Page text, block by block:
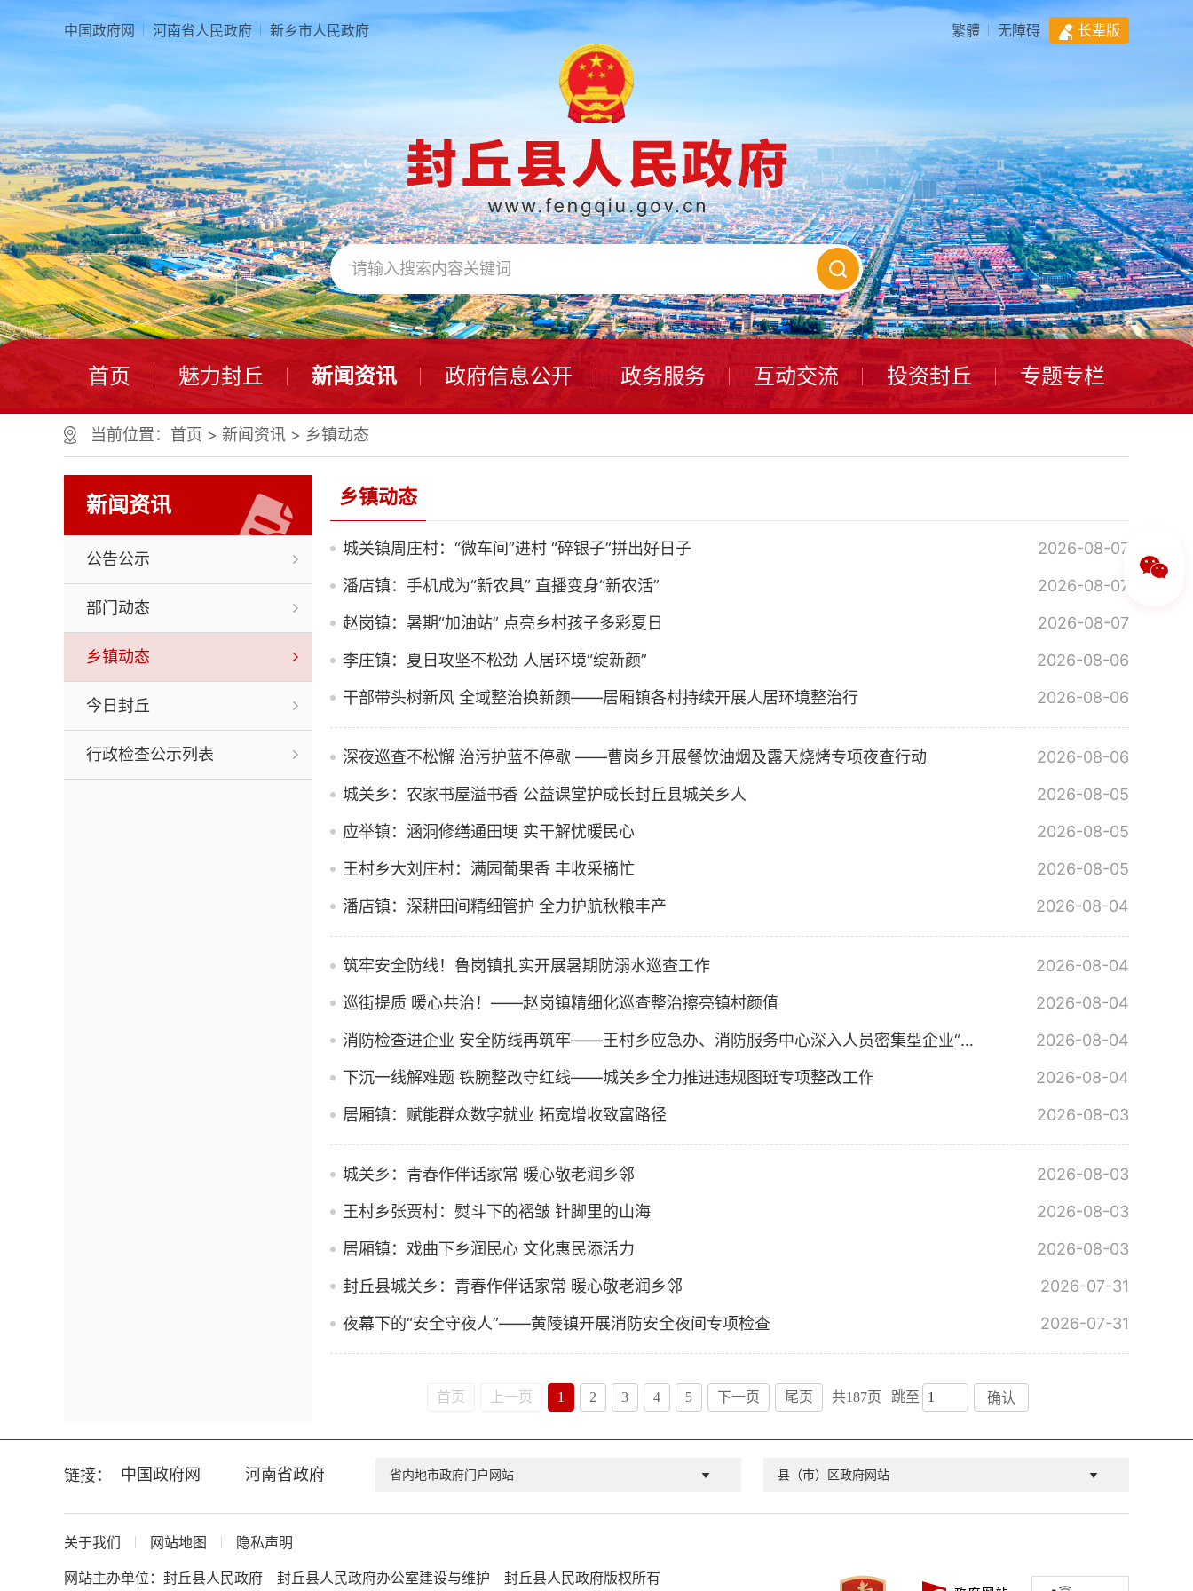
中国政府网 河南省人民政府 新乡市人民政府 繁體 无障碍 长辈版
首页 魅力封丘 新闻资讯 政府信息公开 政务服务 互动交流 投资封丘 专题专栏
当前位置： 首页 > 新闻资讯 > 乡镇动态
新闻资讯
公告公示
部门动态
乡镇动态
今日封丘
行政检查公示列表
乡镇动态
城关镇周庄村：“微车间”进村 “碎银子”拼出好日子
2026-08-07
潘店镇：手机成为“新农具” 直播变身“新农活”
2026-08-07
赵岗镇：暑期“加油站” 点亮乡村孩子多彩夏日
2026-08-07
李庄镇：夏日攻坚不松劲 人居环境“绽新颜”
2026-08-06
干部带头树新风 全域整治换新颜——居厢镇各村持续开展人居环境整治行
2026-08-06
深夜巡查不松懈 治污护蓝不停歇 ——曹岗乡开展餐饮油烟及露天烧烤专项夜查行动
2026-08-06
城关乡：农家书屋溢书香 公益课堂护成长封丘县城关乡人
2026-08-05
应举镇：涵洞修缮通田埂 实干解忧暖民心
2026-08-05
王村乡大刘庄村：满园葡果香 丰收采摘忙
2026-08-05
潘店镇：深耕田间精细管护 全力护航秋粮丰产
2026-08-04
筑牢安全防线！鲁岗镇扎实开展暑期防溺水巡查工作
2026-08-04
巡街提质 暖心共治！——赵岗镇精细化巡查整治擦亮镇村颜值
2026-08-04
消防检查进企业 安全防线再筑牢——王村乡应急办、消防服务中心深入人员密集型企业“查隐患 送平安”
2026-08-04
下沉一线解难题 铁腕整改守红线——城关乡全力推进违规图斑专项整改工作
2026-08-04
居厢镇：赋能群众数字就业 拓宽增收致富路径
2026-08-03
城关乡：青春作伴话家常 暖心敬老润乡邻
2026-08-03
王村乡张贾村：熨斗下的褶皱 针脚里的山海
2026-08-03
居厢镇：戏曲下乡润民心 文化惠民添活力
2026-08-03
封丘县城关乡：青春作伴话家常 暖心敬老润乡邻
2026-07-31
夜幕下的“安全守夜人”——黄陵镇开展消防安全夜间专项检查
2026-07-31
首页 上一页 1 2 3 4 5 下一页 尾页 共187页 跳至 确认
链接： 中国政府网 河南省政府 省内地市政府门户网站 县（市）区政府网站
关于我们 网站地图
隐私声明
网站主办单位：封丘县人民政府
封丘县人民政府办公室建设与维护 封丘县人民政府版权所有